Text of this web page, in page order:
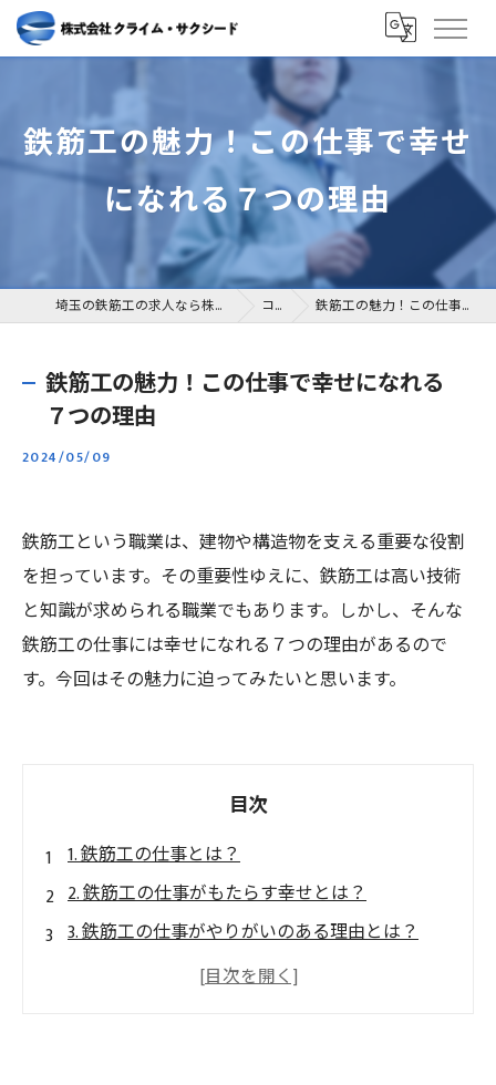
鉄筋工の魅力！この仕事で幸せ
になれる７つの理由
埼玉の鉄筋工の求人なら株式会社クライム・サクシード コラム 鉄筋工の魅力！この仕事で幸せになれる７つの理由
鉄筋工の魅力！この仕事で幸せになれる
７つの理由
2024/05/09
鉄筋工という職業は、建物や構造物を支える重要な役割
を担っています。その重要性ゆえに、鉄筋工は高い技術
と知識が求められる職業でもあります。しかし、そんな
鉄筋工の仕事には幸せになれる７つの理由があるので
す。今回はその魅力に迫ってみたいと思います。
目次
1. 鉄筋工の仕事とは？
2. 鉄筋工の仕事がもたらす幸せとは？
3. 鉄筋工の仕事がやりがいのある理由とは？
4. 鉄筋工の仕事で身につくスキルとは？